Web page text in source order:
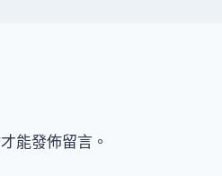
能發佈留言。